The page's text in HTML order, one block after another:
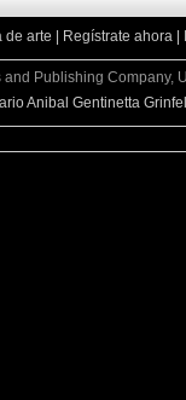
de arte Regístrate ahora|
Publishing Company,
Anibal Gentinetta